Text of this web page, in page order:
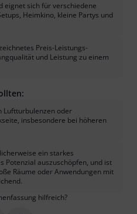
eignet sich für verschiedene
Heimkino, kleine Partys und
Preis-Leistungs-
und Leistung zu einem
Luftturbulenzen oder
insbesondere bei höheren
ein starkes
Potenzial auszuschöpfen, und ist
Räume oder Anwendungen mit
hilfreich?